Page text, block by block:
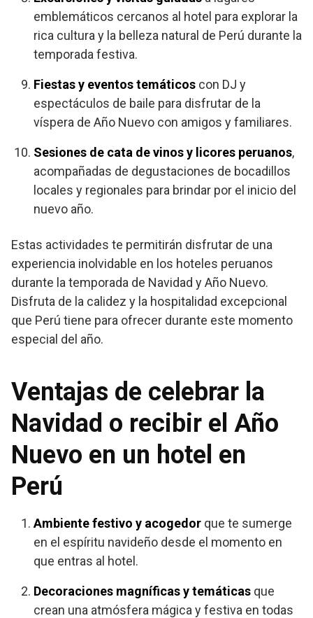
emblemáticos cercanos al hotel para explorar la
rica cultura y la belleza natural de Perú durante la
temporada festiva.
Fiestas y eventos temáticos con DJ y
espectáculos de baile para disfrutar de la
víspera de Año Nuevo con amigos y familiares.
Sesiones de cata de vinos y licores peruanos,
acompañadas de degustaciones de bocadillos
locales y regionales para brindar por el inicio del
nuevo año.
Estas actividades te permitirán disfrutar de una
experiencia inolvidable en los hoteles peruanos
durante la temporada de Navidad y Año Nuevo.
Disfruta de la calidez y la hospitalidad excepcional
que Perú tiene para ofrecer durante este momento
especial del año.
Ventajas de celebrar la
Navidad o recibir el Año
Nuevo en un hotel en
Perú
Ambiente festivo y acogedor que te sumerge
en el espíritu navideño desde el momento en
que entras al hotel.
Decoraciones magníficas y temáticas que
crean una atmósfera mágica y festiva en todas